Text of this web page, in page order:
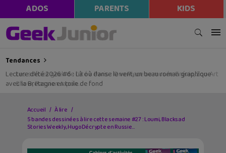
ADOS PARENTS KIDS
Tendances
Lecture d’été 2026 #6 : Là où danse le vent, un beau roman graphique
avec la Bretagne en toile de fond
Accueil
À lire
5 bandes dessinées à lire cette semaine #27 : Loumi, Blacksad
Stories Weekly, HugoDécrypte en Russie…
modal-check